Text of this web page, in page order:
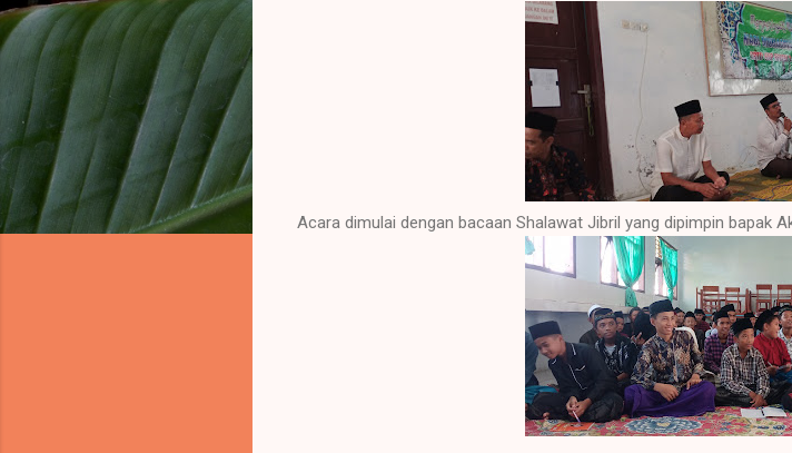
Acara dimulai dengan bacaan Shalawat Jibril yang dipimpin bapak